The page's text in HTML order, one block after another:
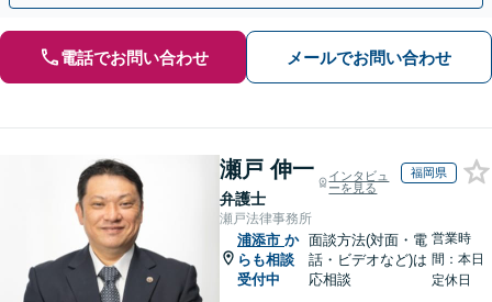
電話でお問い合わせ メールでお問い合わせ
瀬戸 伸一
弁護士
インタビュ
ーを見る
福岡県
瀬戸法律事務所
浦添市 か
らも相談
受付中
面談方法(対面・電
話・ビデオなど)は
応相談
営業時
間：本日
定休日